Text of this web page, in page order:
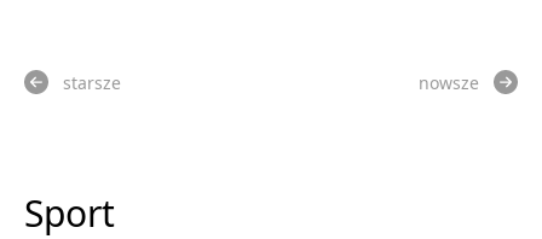
starsze nowsze
Sport